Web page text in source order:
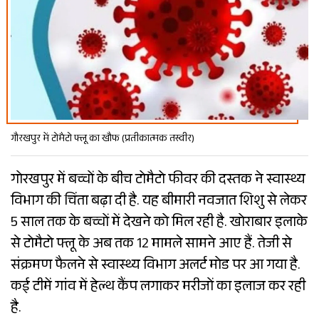
गौरखपुर में टोमैटो फ्लू का खौफ (प्रतीकात्मक तस्वीर)
गोरखपुर में बच्चों के बीच टोमैटो फीवर की दस्तक ने स्वास्थ्य
विभाग की चिंता बढ़ा दी है. यह बीमारी नवजात शिशु से लेकर
5 साल तक के बच्चों में देखने को मिल रही है. खोराबार इलाके
से टोमैटो फ्लू के अब तक 12 मामले सामने आए हैं. तेजी से
संक्रमण फैलने से स्वास्थ्य विभाग अलर्ट मोड पर आ गया है.
कई टीमें गांव में हेल्थ कैंप लगाकर मरीजों का इलाज कर रही
है.